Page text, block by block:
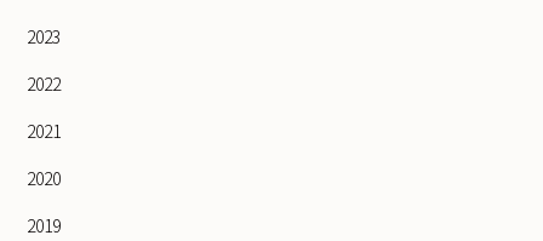
2023
2022
2021
2020
2019